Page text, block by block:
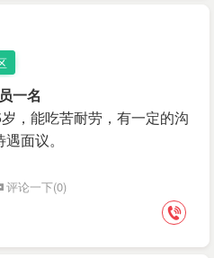
一名
，能吃苦耐劳，有一定的沟
面议。
评论一下(0)